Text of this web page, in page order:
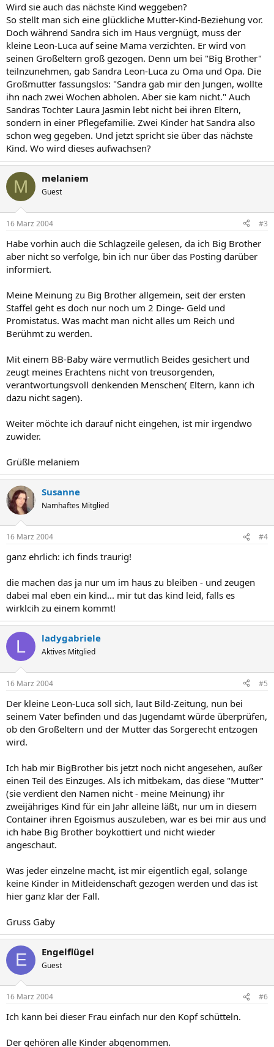
Wird sie auch das nächste Kind weggeben?
So stellt man sich eine glückliche Mutter-Kind-Beziehung vor.
Doch während Sandra sich im Haus vergnügt, muss der
kleine Leon-Luca auf seine Mama verzichten. Er wird von
seinen Großeltern groß gezogen. Denn um bei "Big Brother"
teilnzunehmen, gab Sandra Leon-Luca zu Oma und Opa. Die
Großmutter fassungslos: "Sandra gab mir den Jungen, wollte
ihn nach zwei Wochen abholen. Aber sie kam nicht." Auch
Sandras Tochter Laura Jasmin lebt nicht bei ihren Eltern,
sondern in einer Pflegefamilie. Zwei Kinder hat Sandra also
schon weg gegeben. Und jetzt spricht sie über das nächste
Kind. Wo wird dieses aufwachsen?
M melaniem
Guest
16 März 2004 #3
Habe vorhin auch die Schlagzeile gelesen, da ich Big Brother
aber nicht so verfolge, bin ich nur über das Posting darüber
informiert.
Meine Meinung zu Big Brother allgemein, seit der ersten
Staffel geht es doch nur noch um 2 Dinge- Geld und
Promistatus. Was macht man nicht alles um Reich und
Berühmt zu werden.
Mit einem BB-Baby wäre vermutlich Beides gesichert und
zeugt meines Erachtens nicht von treusorgenden,
verantwortungsvoll denkenden Menschen( Eltern, kann ich
dazu nicht sagen).
Weiter möchte ich darauf nicht eingehen, ist mir irgendwo
zuwider.
Grüßle melaniem
Susanne
Namhaftes Mitglied
16 März 2004 #4
ganz ehrlich: ich finds traurig!
die machen das ja nur um im haus zu bleiben - und zeugen
dabei mal eben ein kind... mir tut das kind leid, falls es
wirklcih zu einem kommt!
L ladygabriele
Aktives Mitglied
16 März 2004 #5
Der kleine Leon-Luca soll sich, laut Bild-Zeitung, nun bei
seinem Vater befinden und das Jugendamt würde überprüfen,
ob den Großeltern und der Mutter das Sorgerecht entzogen
wird.
Ich hab mir BigBrother bis jetzt noch nicht angesehen, außer
einen Teil des Einzuges. Als ich mitbekam, das diese "Mutter"
(sie verdient den Namen nicht - meine Meinung) ihr
zweijähriges Kind für ein Jahr alleine läßt, nur um in diesem
Container ihren Egoismus auszuleben, war es bei mir aus und
ich habe Big Brother boykottiert und nicht wieder
angeschaut.
Was jeder einzelne macht, ist mir eigentlich egal, solange
keine Kinder in Mitleidenschaft gezogen werden und das ist
hier ganz klar der Fall.
Gruss Gaby
E Engelflügel
Guest
16 März 2004 #6
Ich kann bei dieser Frau einfach nur den Kopf schütteln.
Der gehören alle Kinder abgenommen.